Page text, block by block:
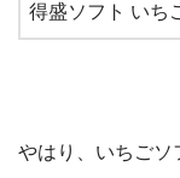
得盛ソフト いち
やはり、いちごソ